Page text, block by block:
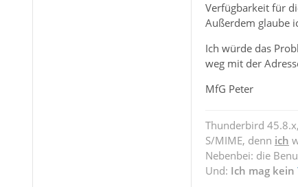
Verfügbarkeit für
Außerdem glaube
Ich würde das
weg mit der
MfG Peter
Thunderbird
S/MIME, denn ich
Nebenbei: die
Und: Ich mag kein